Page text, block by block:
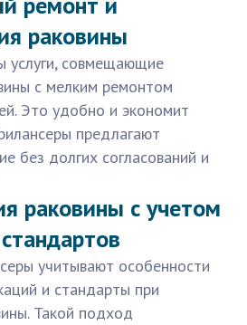
раковины
услуги, совмещающие
с мелким ремонтом
Это удобно и экономит
предлагают
без долгих согласований и
раковины с учетом
учитывают особенности
и стандарты при
Такой подход